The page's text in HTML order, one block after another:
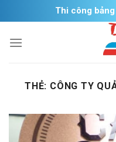
to
content
Thi công
THẺ: CÔNG TY